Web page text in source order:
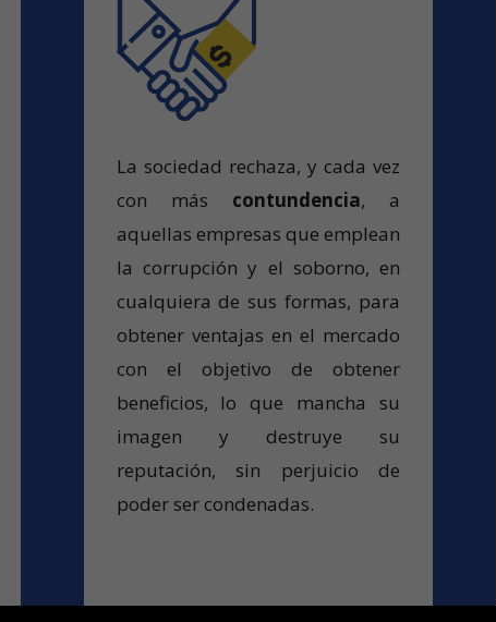
La sociedad rechaza, y cada vez
con más contundencia, a
aquellas empresas que emplean
la corrupción y el soborno, en
cualquiera de susformas, para
obtener ventajas en el mercado
con el objetivo de obtener
beneficios, lo que mancha su
imagen y destruye su
reputación, sin perjuicio de
poder ser condenadas.